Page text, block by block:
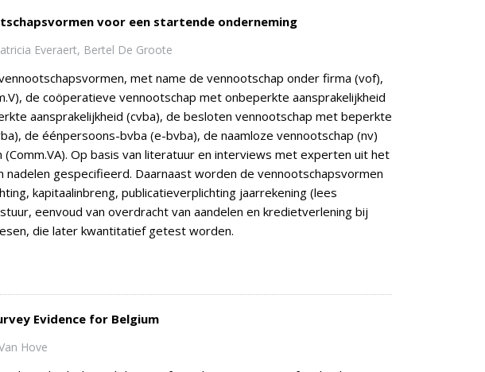
voor een startende onderneming
Everaert, Bertel De Groote
met name de vennootschap onder firma (vof),
de coöperatieve vennootschap met onbeperkte aansprakelijkheid
aansprakelijkheid (cvba), de besloten vennootschap met beperkte
de éénpersoons-bvba (e-bvba), de naamloze vennootschap (nv)
Op basis van literatuur en interviews met experten uit het
gespecifieerd. Daarnaast worden de vennootschapsvormen
kapitaalinbreng, publicatieverplichting jaarrekening (lees
eenvoud van overdracht van aandelen en kredietverlening bij
die later kwantitatief getest worden.
Evidence for Belgium
Hove